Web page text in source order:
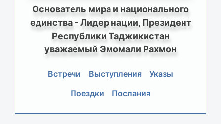
Основатель мира и национального
единства - Лидер нации, Президент
Республики Таджикистан
уважаемый Эмомали Рахмон
Встречи Выступления
Указы
Поездки
Послания